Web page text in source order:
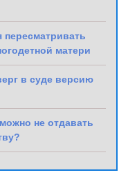
пересматривать
матери
в суде версию
не отдавать